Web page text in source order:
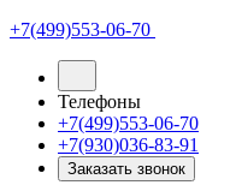
+7(499)553-06-70
Телефоны
+7(499)553-06-70
+7(930)036-83-91
Заказать звонок